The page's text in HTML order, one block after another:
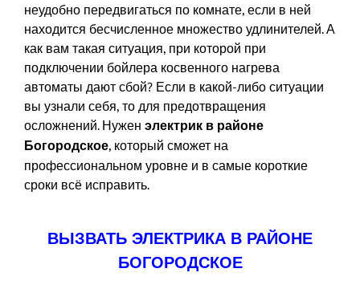
ВИДНОЕ
ЗЕЛЕНОГРАД
неудобно передвигаться по комнате, если в ней
находится бесчисленное множество удлинителей. А
как вам такая ситуация, при которой при
подключении бойлера косвенного нагрева
автоматы дают сбой? Если в какой-либо ситуации
вы узнали себя, то для предотвращения
осложнений. Нужен электрик в районе
Богородское, который сможет на
профессиональном уровне и в самые короткие
сроки всё исправить.
ВЫЗВАТЬ ЭЛЕКТРИКА В РАЙОНЕ
БОГОРОДСКОЕ